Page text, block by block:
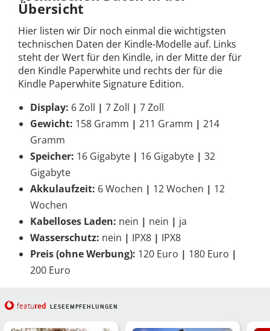
Übersicht
Hier listen wir Dir noch einmal die wichtigsten
technischen Daten der Kindle-Modelle auf. Links
steht der Wert für den Kindle, in der Mitte der für
den Kindle Paperwhite und rechts der für die
Kindle Paperwhite Signature Edition.
Display: 6 Zoll | 7 Zoll | 7 Zoll
Gewicht: 158 Gramm | 211 Gramm | 214
Gramm
Speicher: 16 Gigabyte | 16 Gigabyte | 32
Gigabyte
Akkulaufzeit: 6 Wochen | 12 Wochen | 12
Wochen
Kabelloses Laden: nein | nein | ja
Wasserschutz: nein | IPX8 | IPX8
Preis (ohne Werbung): 120 Euro | 180 Euro |
200 Euro
featured LESEEMPFEHLUNGEN